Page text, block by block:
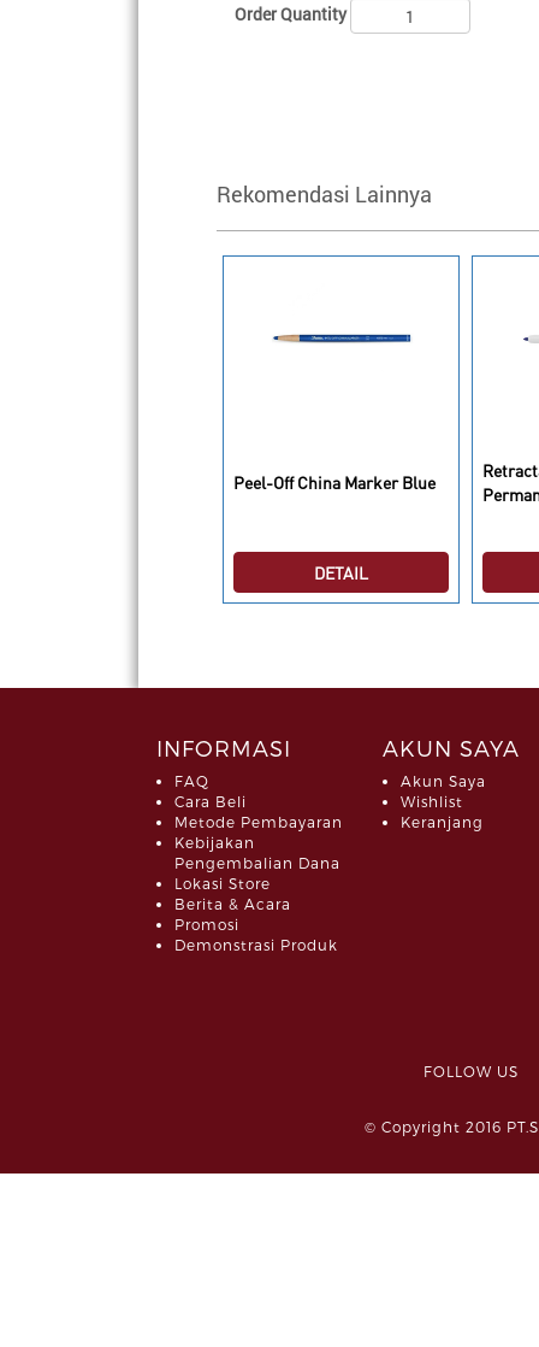
Order Quantity
Rekomendasi Lainnya
Peel-Off China Marker Blue
DETAIL
INFORMASI
FAQ
Cara Beli
Metode Pembayaran
Kebijakan
Pengembalian Dana
Lokasi Store
Berita & Acara
Promosi
Demonstrasi Produk
AKUN SAYA
Akun Saya
Wishlist
Keranjang
FOLLOW
© Copyright 2016